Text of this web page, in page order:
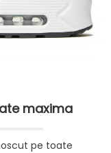
maxima
pe toate